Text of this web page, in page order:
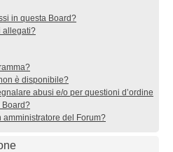
in questa Board?
allegati?
è disponibile?
abusi e/o per questioni d’ordine
Board?
del Forum?